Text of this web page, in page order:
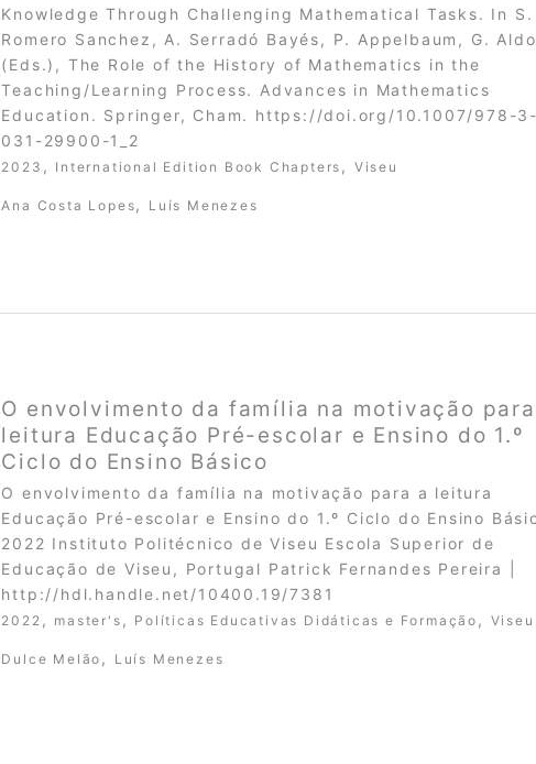
Knowledge Through Challenging Mathematical Tasks. In S.
Romero Sanchez, A. Serradó Bayés, P. Appelbaum, G.
(Eds.), The Role of the History of Mathematics in the
Teaching/Learning Process. Advances in Mathematics
Education. Springer, Cham. https://doi.org/10.1007/978-
031-29900-1_2
2023 , International Edition Book Chapters , Viseu
Ana Costa Lopes, Luís Menezes
O envolvimento da família na motivação
leitura Educação Pré-escolar e Ensino do 1.º
Ciclo do Ensino Básico
O envolvimento da família na motivação para a leitura
Educação Pré-escolar e Ensino do 1.º Ciclo do Ensino
2022 Instituto Politécnico de Viseu Escola Superior de
Educação de Viseu, Portugal Patrick Fernandes Pereira |
http://hdl.handle.net/10400.19/7381
2022 , master's , Políticas Educativas Didáticas e Formação , Viseu
Dulce Melão , Luís Menezes